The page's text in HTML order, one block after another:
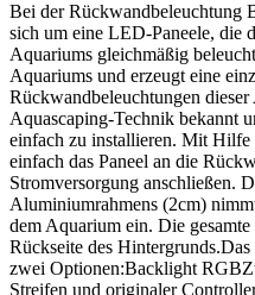
Bei der Rückwandbeleuchtung
sich um eine LED-Paneele, die
Aquariums gleichmäßig
Aquariums und erzeugt eine
Rückwandbeleuchtungen
Aquascaping-Technik bekannt
einfach zu installieren. Mit Hilfe
einfach das Paneel an die
Stromversorgung anschließen.
Aluminiumrahmens (2cm)
dem Aquarium ein. Die
Rückseite des
zwei Optionen:Backlight
Streifen und originaler